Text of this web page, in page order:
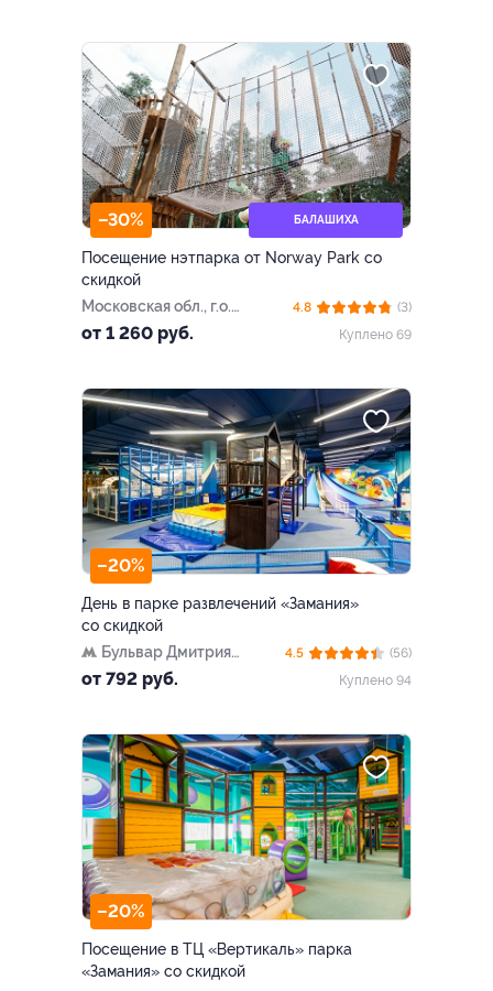
–30% БАЛАШИХА
Посещение нэтпарка от Norway Park со
скидкой
Московская обл., г.о.
Балашиха, Вишняковский
от 1 260 руб.
4.8
(3)
Куплено 69
–20%
День в парке развлечений «Замания»
со скидкой
Бульвар Дмитрия
Донского
от 792 руб.
4.5
(56)
Куплено 94
–20%
Посещение в ТЦ «Вертикаль» парка
«Замания» со скидкой